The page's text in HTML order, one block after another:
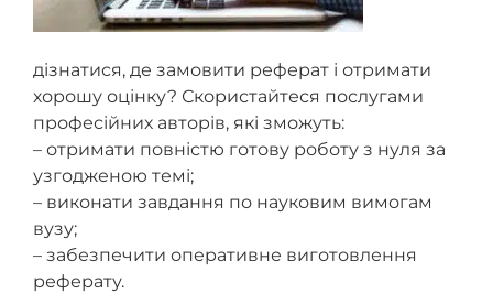
дізнатися, де замовити реферат і отримати
хорошу оцінку? Скористайтеся послугами
професійних авторів, які зможуть:
– отримати повністю готову роботу з нуля за
узгодженою темі;
– виконати завдання по науковим вимогам
вузу;
– забезпечити оперативне виготовлення
реферату.